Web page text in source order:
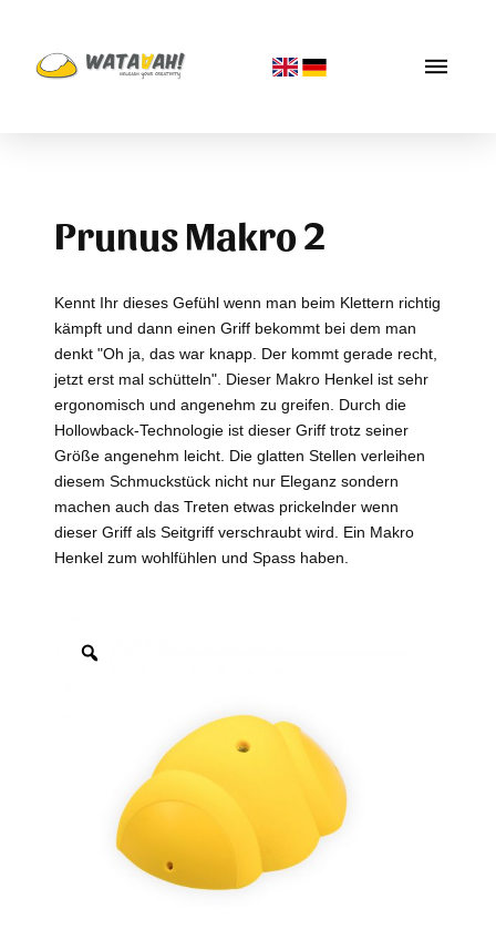
Prunus Makro 2
Kennt Ihr dieses Gefühl wenn man beim Klettern richtig
kämpft und dann einen Griff bekommt bei dem man
denkt "Oh ja, das war knapp. Der kommt gerade recht,
jetzt erst mal schütteln". Dieser Makro Henkel ist sehr
ergonomisch und angenehm zu greifen. Durch die
Hollowback-Technologie ist dieser Griff trotz seiner
Größe angenehm leicht. Die glatten Stellen verleihen
diesem Schmuckstück nicht nur Eleganz sondern
machen auch das Treten etwas prickelnder wenn
dieser Griff als Seitgriff verschraubt wird. Ein Makro
Henkel zum wohlfühlen und Spass haben.